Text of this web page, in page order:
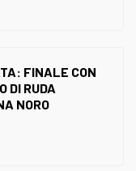
FINALE CON
DI RUDA
NORO